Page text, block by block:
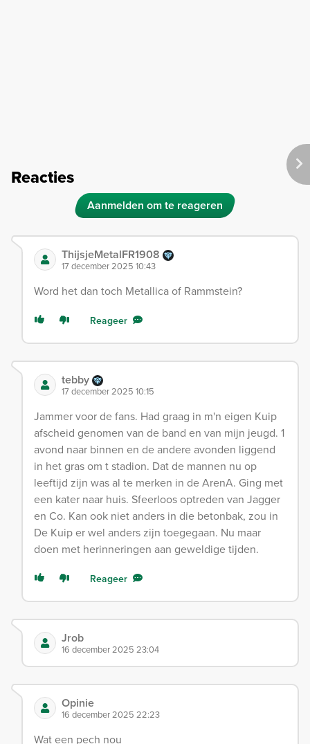
Reacties
Aanmelden om te reageren
ThijsjeMetalFR1908
17 december 2025 10:43
Word het dan toch Metallica of Rammstein?
Reageer
tebby
17 december 2025 10:15
Jammer voor de fans. Had graag in m'n eigen Kuip
afscheid genomen van de band en van mijn jeugd. 1
avond naar binnen en de andere avonden liggend
in het gras om t stadion. Dat de mannen nu op
leeftijd zijn was al te merken in de ArenA. Ging met
een kater naar huis. Sfeerloos optreden van Jagger
en Co. Kan ook niet anders in die betonbak, zou in
De Kuip er wel anders zijn toegegaan. Nu maar
doen met herinneringen aan geweldige tijden.
Reageer
Jrob
16 december 2025 23:04
Opinie
16 december 2025 22:23
Wat een pech nou